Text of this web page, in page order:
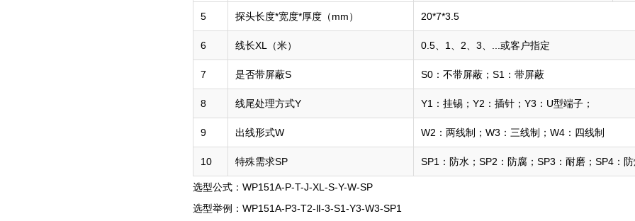
5 探头长度*宽度*厚度（mm） 20*7*3.5
6 线长XL（米） 0.5、1、2、3、...或客户指定
7 是否带屏蔽S S0：不带屏蔽；S1：带屏蔽
8 线尾处理方式Y Y1：挂锡；Y2：插针；Y3：U型端子；
9 出线形式W W2：两线制；W3：三线制；W4：四线制
10 特殊需求SP SP1：防水；SP2：防腐；SP3：耐磨；SP4：
选型公式：WP151A-P-T-J-XL-S-Y-W-SP
选型举例：WP151A-P3-T2-Ⅱ-3-S1-Y3-W3-SP1